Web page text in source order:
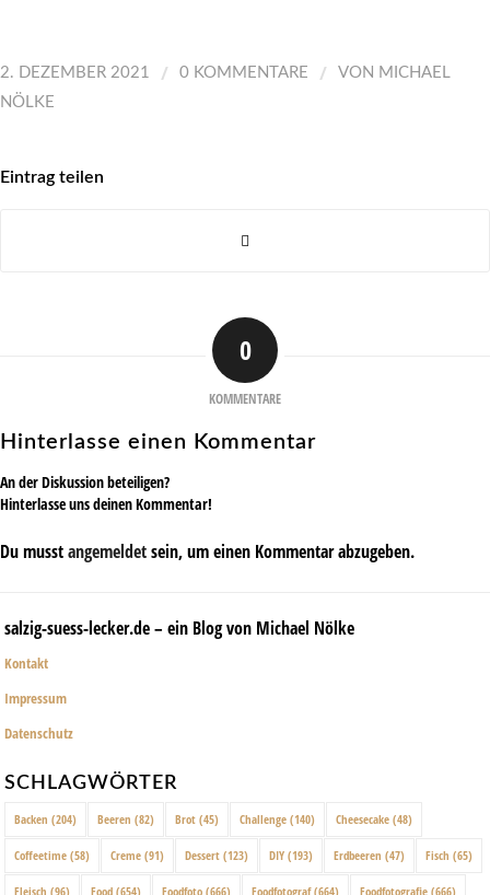
2. DEZEMBER 2021 / 0 KOMMENTARE / VON MICHAEL
NÖLKE
Eintrag teilen
0
KOMMENTARE
Hinterlasse einen Kommentar
An der Diskussion beteiligen?
Hinterlasse uns deinen Kommentar!
Du musstangemeldetsein, um einen Kommentar abzugeben.
salzig-suess-lecker.de – ein Blog von Michael Nölke
Kontakt
Impressum
Datenschutz
SCHLAGWÖRTER
Backen (204) Beeren (82) Brot (45) Challenge (140) Cheesecake (48)
Coffeetime (58) Creme (91) Dessert (123) DIY (193) Erdbeeren (47) Fisch (65)
Fleisch (96) Food (654) Foodfoto (666) Foodfotograf(664) Foodfotografie (666)